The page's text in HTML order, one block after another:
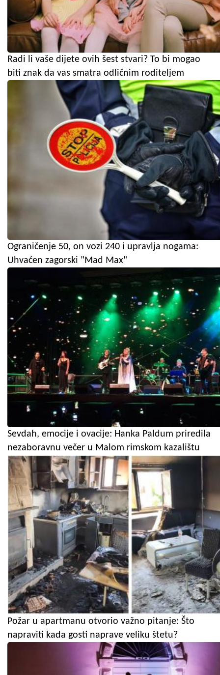
Radi li vaše dijete ovih šest stvari? To bi mogao
biti znak da vas smatra odličnim roditeljem
Ograničenje 50, on vozi 240 i upravlja nogama:
Uhvaćen zagorski "Mad Max"
Sevdah, emocije i ovacije: Hanka Paldum priredila
nezaboravnu večer u Malom rimskom kazalištu
Požar u apartmanu otvorio važno pitanje: Što
napraviti kada gosti naprave veliku štetu?